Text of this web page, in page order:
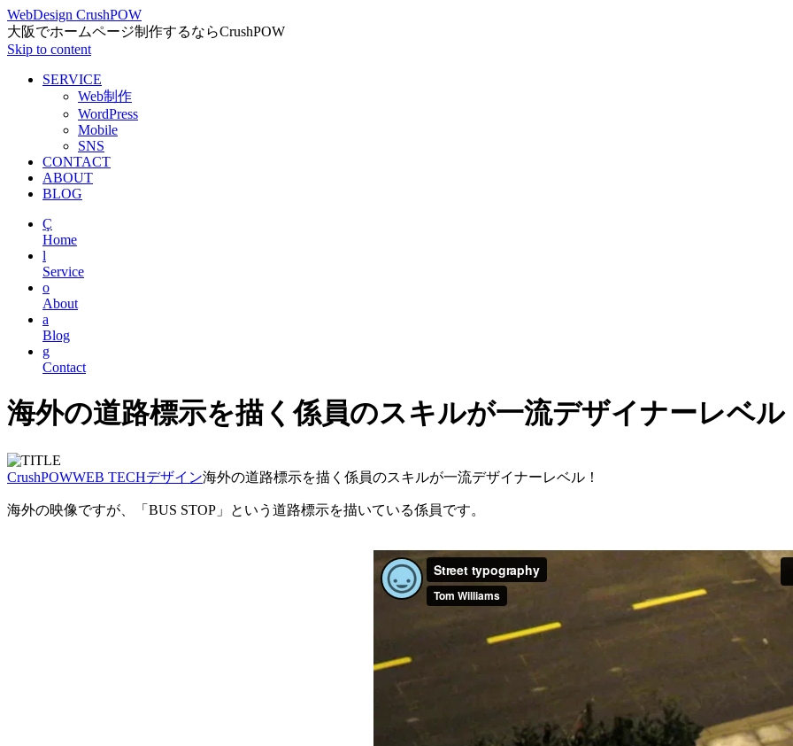
WebDesign CrushPOW
大阪でホームページ制作するならCrushPOW
Skip to content
SERVICE
Web制作
WordPress
Mobile
SNS
CONTACT
ABOUT
BLOG
Ç
Home
l
Service
o
About
a
Blog
g
Contact
海外の道路標示を描く係員のスキルが一流デザイナーレベル
CrushPOWWEB TECHデザイン海外の道路標示を描く係員のスキルが一流デザイナーレベル！
海外の映像ですが、「BUS STOP」という道路標示を描いている係員です。